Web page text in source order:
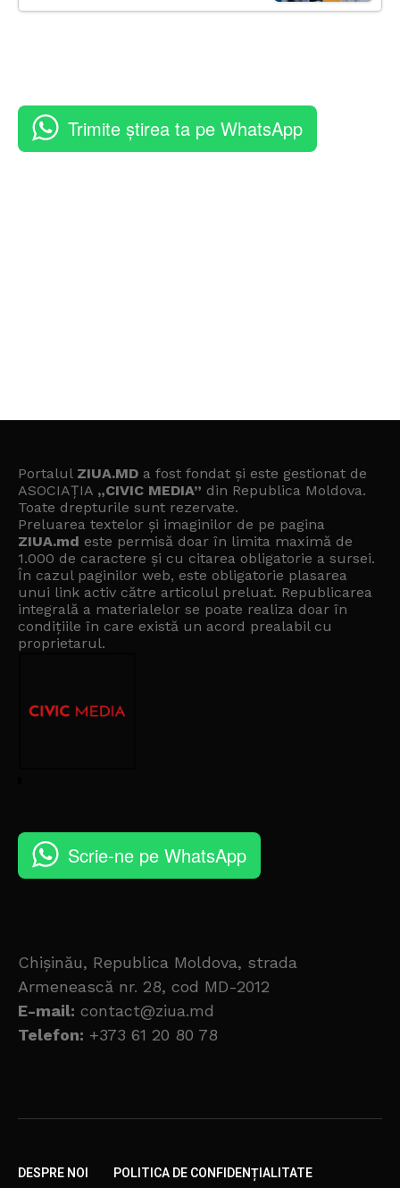
Trimite știrea ta pe WhatsApp
Portalul ZIUA.MD a fost fondat și este gestionat de
ASOCIAȚIA „CIVIC MEDIA” din Republica Moldova.
Toate drepturile sunt rezervate.
Preluarea textelor și imaginilor de pe pagina
ZIUA.md este permisă doar în limita maximă de
1.000 de caractere și cu citarea obligatorie a sursei.
În cazul paginilor web, este obligatorie plasarea
unui link activ către articolul preluat. Republicarea
integrală a materialelor se poate realiza doar în
condițiile în care există un acord prealabil cu
proprietarul.
Scrie-ne pe WhatsApp
Chișinău, Republica Moldova, strada
Armenească nr. 28, cod MD-2012
E-mail: contact@ziua.md
Telefon: +373 61 20 80 78
DESPRE NOI POLITICA DE CONFIDENȚIALITATE